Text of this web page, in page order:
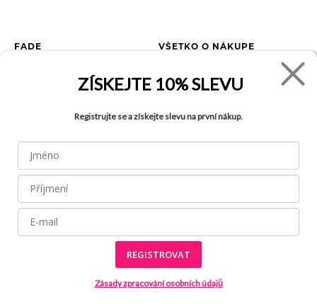
FADE
Blog
VŠETKO O NÁKUPE
Ako reklamovať tovar
Tabuľka veľkostí
Všetky práva vyhradené © 2026
Internetové stránky používajúsúbory cookies
ZÍSKEJTE 10% SLEVU
Registrujte se a získejte slevu na první nákup.
REGISTROVAT
Zásady zpracování osobních údajů